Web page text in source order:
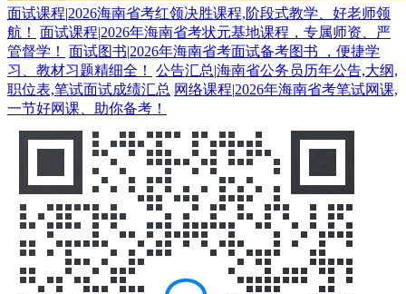
面试课程|2026海南省考红领决胜课程,阶段式教学、好老师领
航！
面试课程|2026年海南省考状元基地课程，专属师资、严
管督学！
面试图书|2026年海南省考面试备考图书 ，便捷学
习、教材习题精细全！
公告汇总|海南省公务员历年公告,大纲,
职位表,笔试面试成绩汇总 网络课程|2026年海南省考笔试网课,
一节好网课、助你备考！